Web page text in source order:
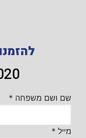
שם ושם משפחה *
מייל *